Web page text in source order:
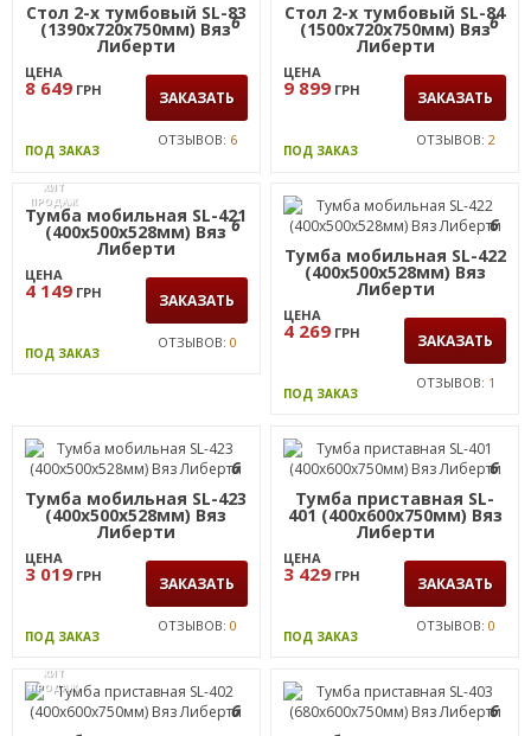
Стол угловой SL-211
(1390х900х750мм) Вяз
ЦЕНА
ЗАКАЗАТЬ
6
Стол 2-х тумбовый SL-83
(1390х720х750мм) Вяз
Либерти
ЦЕНА
8 649 ГРН ЗАКАЗАТЬ
ПОД ЗАКАЗ
ОТЗЫВОВ:6
6
Стол 2-х тумбовый SL-84
(1500х720х750мм) Вяз
Либерти
ЦЕНА
ГРН ЗАКАЗАТЬ
ОТЗЫВОВ:2
Либерти
ЦЕНА
4 149 ГРН ЗАКАЗАТЬ
ПОД ЗАКАЗ
Тумба мобильная SL-422
(400х500х528мм) Вяз
Либерти
ЦЕНА
ГРН ЗАКАЗАТЬ
ОТЗЫВОВ:1
Тумба мобильная SL-423
(400х500х528мм) Вяз
Тумба приставная SL-
401 (400х600х750мм) Вяз